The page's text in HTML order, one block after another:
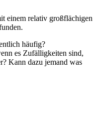
einem relativ großflächigen
häufig?
es Zufälligkeiten sind,
Kann dazu jemand was